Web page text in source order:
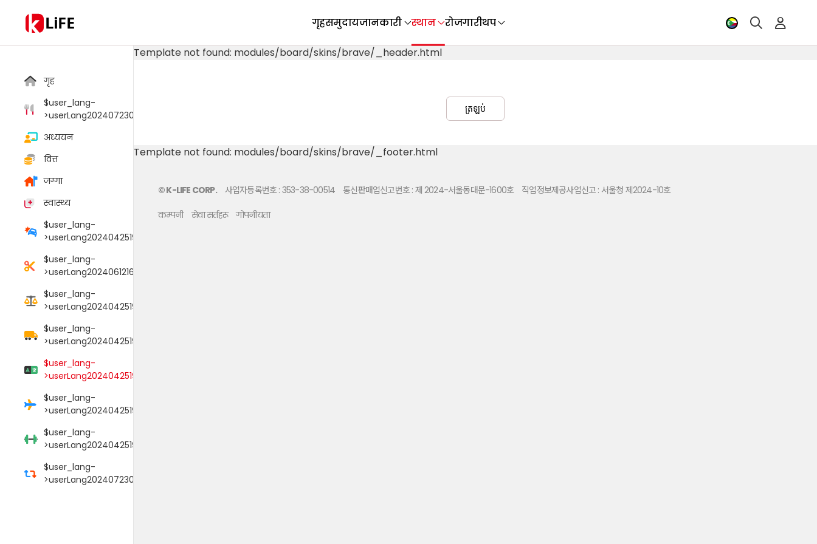
LiFE गृहसमुदायजानकारी स्थान रोजगारीथप
गृह
$user_lang-
>userLang20240723033805006
अध्ययन
वित्त
जग्गा
स्वास्थ्य
$user_lang-
>userLang20240425190054095
$user_lang-
>userLang20240612165147048
$user_lang-
>userLang20240425190106017
$user_lang-
>userLang20240425190114089
$user_lang-
>userLang20240425190125052
$user_lang-
>userLang20240425190145009
$user_lang-
>userLang20240425190152000
$user_lang-
>userLang20240723033754039
Template not found: modules/board/skins/brave/_header.html
ត្រឡប់
Template not found: modules/board/skins/brave/_footer.html
© K-LIFE CORP. 사업자등록번호 : 353-38-00514 통신판매업신고번호 : 제 2024-서울동대문-1600호 직업정보제공사업신고 : 서울청 제2024-10호
कम्पनी सेवा सर्तहरू गोपनीयता